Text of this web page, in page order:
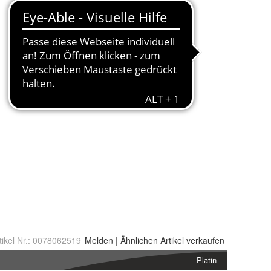
Nr.: 0078062519 Melden | Ähnlichen Artikel verkaufen
Platin